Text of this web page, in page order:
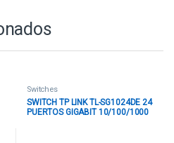
Switches
SWITCH TP LINK TL-SG1024DE 24
PUERTOS GIGABIT 10/100/1000